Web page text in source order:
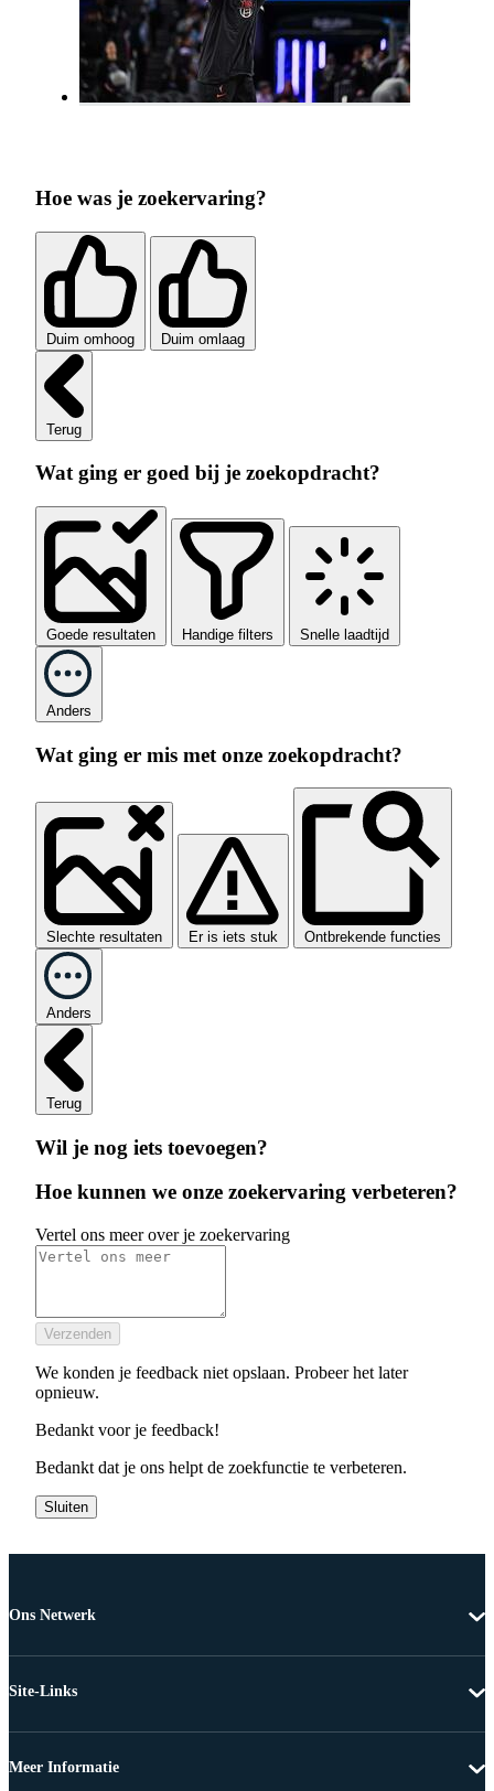
Hoe was je zoekervaring?
Duim omhoog Duim omlaag
Terug
Wat ging er goed bij je zoekopdracht?
Goede resultaten Handige filters Snelle laadtijd
Anders
Wat ging er mis met onze zoekopdracht?
Slechte resultaten Er is iets stuk Ontbrekende functies
Anders
Terug
Wil je nog iets toevoegen?
Hoe kunnen we onze zoekervaring verbeteren?
Vertel ons meer over je zoekervaring
Verzenden
We konden je feedback niet opslaan. Probeer het later
opnieuw.
Bedankt voor je feedback!
Bedankt dat je ons helpt de zoekfunctie te verbeteren.
Sluiten
Ons Netwerk
Site-Links
Meer Informatie